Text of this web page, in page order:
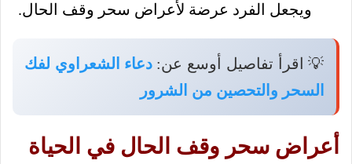
ويجعل الفرد عرضة لأعراض سحر وقف الحال.
💡 اقرأ تفاصيل أوسع عن:دعاء الشعراوي لفك
السحر والتحصين من الشرور
أعراض سحر وقف الحال في الحياة